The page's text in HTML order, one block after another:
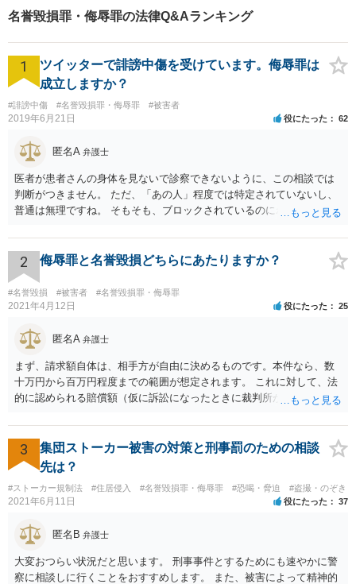
ピニオンも可能です【初回相
談無料】【夜間／土日祝日対
応可】
名誉毀損罪・侮辱罪の法律Q&Aランキング
1
ツイッターで誹謗中傷を受けています。侮辱罪は
成立しますか？
#誹謗中傷 #名誉毀損罪・侮辱罪 #被害者
2019年6月21日 役にたった 62
匿名A 弁護士
医者が患者さんの身体を見ないで診察できないように、この相談では
判断がつきません。 ただ、「あの人」程度では特定されていないし、
普通は無理ですね。 そもそも、ブロックされているのにわざわざ見に
い、困った困った」と騒いでいるイメージです。行かなければいいだ
ろう、と
2 侮辱罪と名誉毀損どちらにあたりますか？
#名誉毀損 #被害者 #名誉毀損罪・侮辱罪
2021年4月12日 役にたった 25
匿名A 弁護士
まず、請求額自体は、相手方が自由に決めるものです。本件なら、数
十万円から百万円程度までの範囲が想定されます。 これに対して、法
的に認められる賠償額（仮に訴訟になったときに裁判所が認める金
は、ご相談者様が、そのなりすましアカウントを使い、Ｔｉｎｄｅｒ
上で具体的にどのような内容・程度のやり取りをしたのかといった個
別的な事情に左右されます。 また、その他のお尋ねの点ですが、 ・将
来返還義務のある奨学金であっても、いったんご相談者様の口座に入
ったお金はご相談者様の財産としてカウントされます。 ・ご両親の財
産はご相談者様の財産とは扱われません。もっとも、相手方がご相談
者様に対し、賠償金の用意のためご両親に協力を依頼するよう求めて
くることはあり得ます。 ・弁護士から連絡がある場合、通常は、連絡
先・請求額・支払先などが記載された書面が郵送されてくる場合が多
いと思料いたします。
3
集団ストーカー被害の対策と刑事罰のための相談
先は？
#ストーカー規制法 #住居侵入 #名誉毀損罪・侮辱罪 #恐喝・脅迫 #盗撮・のぞき
2021年6月11日 役にたった 37
匿名B 弁護士
大変おつらい状況だと思います。 刑事事件とするためにも速やかに警
察に相談しに行くことをおすすめします。 また、被害によって精神的